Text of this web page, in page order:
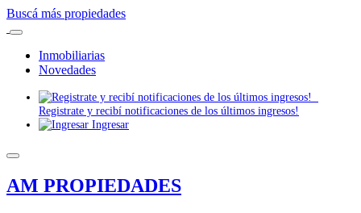
Buscá más propiedades
Inmobiliarias
Novedades
Registrate y recibí notificaciones de los últimos ingresos!
Ingresar
AM PROPIEDADES